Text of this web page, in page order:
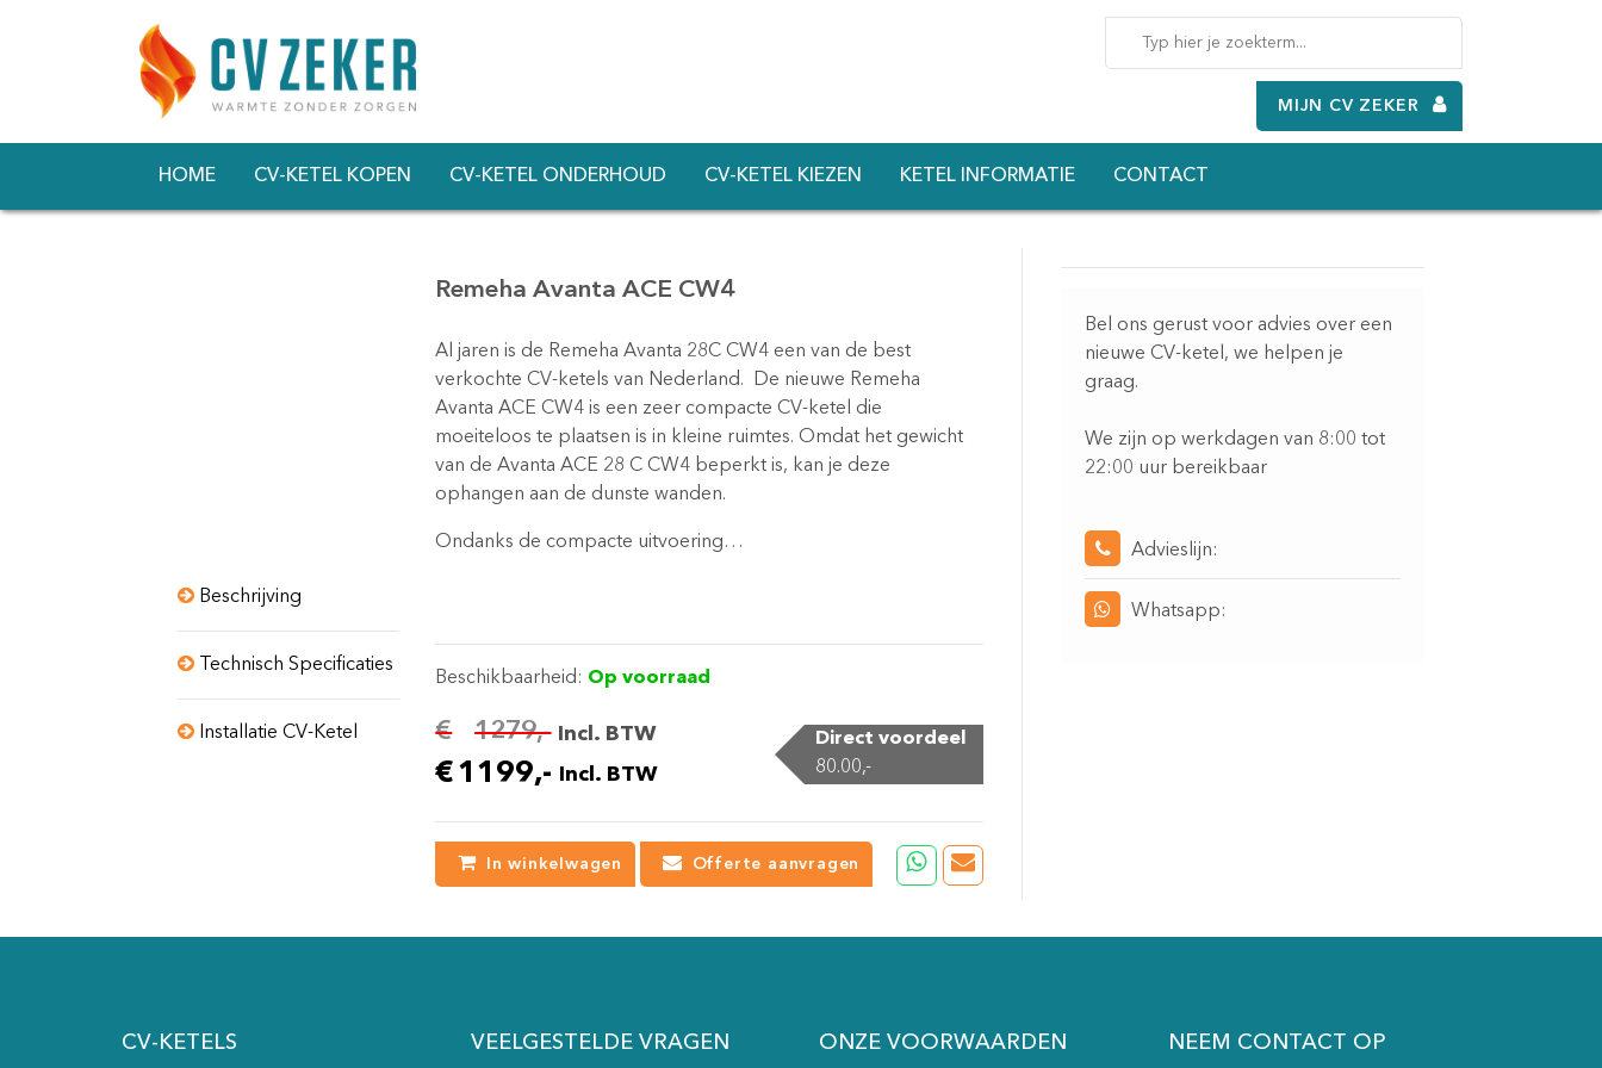
MIJN CV ZEKER
HOME CV-KETEL KOPEN CV-KETEL ONDERHOUD CV-KETEL KIEZEN KETEL INFORMATIE CONTACT
Beschrijving
Technisch Specificaties
Installatie CV-Ketel
Remeha Avanta ACE CW4
Al jaren is de Remeha Avanta 28C CW4 een van de best
verkochte CV-ketels van Nederland. De nieuwe Remeha
Avanta ACE CW4 is een zeer compacte CV-ketel die
moeiteloos te plaatsen is in kleine ruimtes. Omdat het gewicht
van de Avanta ACE 28 C CW4 beperkt is, kan je deze
ophangen aan de dunste wanden.
Ondanks de compacte uitvoering…
Beschikbaarheid: Op voorraad
Direct voordeel
80.00,-
€ 1279,- Incl. BTW
€ 1199,- Incl. BTW
In winkelwagen Offerte aanvragen
Bel ons gerust voor advies over een
nieuwe CV-ketel, we helpen je
graag.
We zijn op werkdagen van 8:00 tot
22:00 uur bereikbaar
Advieslijn:
Whatsapp:
CV-KETELS VEELGESTELDE VRAGEN ONZE VOORWAARDEN NEEM CONTACT OP